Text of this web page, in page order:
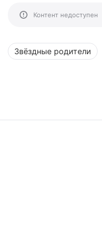
Контент недоступен
Звёздные родители